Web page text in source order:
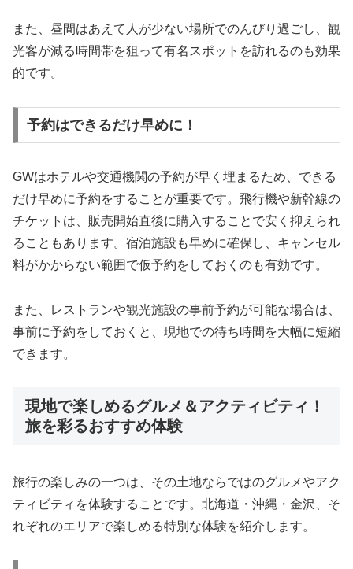
また、昼間はあえて人が少ない場所でのんびり過ごし、観
光客が減る時間帯を狙って有名スポットを訪れるのも効果
的です。
予約はできるだけ早めに！
GWはホテルや交通機関の予約が早く埋まるため、できる
だけ早めに予約をすることが重要です。飛行機や新幹線の
チケットは、販売開始直後に購入することで安く抑えられ
ることもあります。宿泊施設も早めに確保し、キャンセル
料がかからない範囲で仮予約をしておくのも有効です。
また、レストランや観光施設の事前予約が可能な場合は、
事前に予約をしておくと、現地での待ち時間を大幅に短縮
できます。
現地で楽しめるグルメ＆アクティビティ！
旅を彩るおすすめ体験
旅行の楽しみの一つは、その土地ならではのグルメやアク
ティビティを体験することです。北海道・沖縄・金沢、そ
れぞれのエリアで楽しめる特別な体験を紹介します。